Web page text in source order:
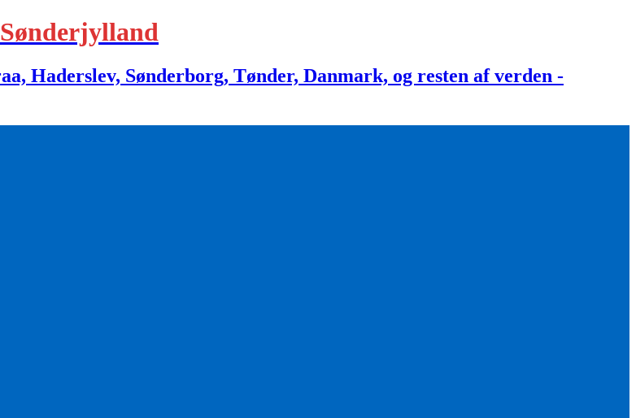
Haderslev, Sønderborg, Tønder, Danmark, og resten af verden -